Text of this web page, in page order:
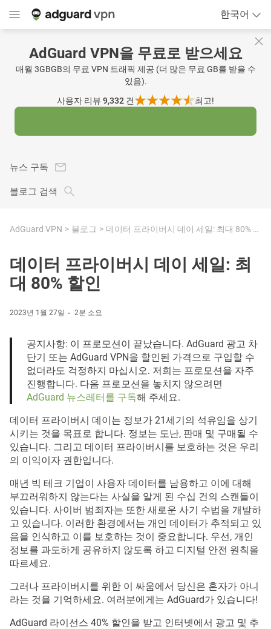
한국어
AdGuard VPN을 무료로 받으세요
매월 3GBGB의 무료 VPN 트래픽 제공 (더 많은 무료 GB를 받을 수
있음).
사용자 리뷰 9,332 건 최고!
뉴스 구독
블로그 검색
AdGuard VPN 블로그 데이터 프라이버시 데이 세일: 최대 80% 할인
데이터 프라이버시 데이 세일: 최
대 80% 할인
2023년 1월 27일 2분 소요
공지사항: 이 프로모션이 끝났습니다. AdGuard 광고 차
단기 또는 AdGuard VPN을 할인된 가격으로 구입할 수
없더라도 걱정하지 마십시오. 저희는 프로모션을 자주
진행합니다. 다음 프로모션을 놓치지 않으려면
AdGuard 뉴스레터를 구독해 주세요.
데이터 프라이버시 데이는 정보가 21세기의 석유임을 상기
시키는 것을 목표로 합니다. 정보는 도난, 판매 및 구매될 수
있습니다. 그리고 데이터 프라이버시를 보호하는 것은 우리
의 이익이자 권한입니다.
매년 빅 테크 기업이 사용자 데이터를 남용하고 이에 대해
부끄러워하지 않는다는 사실을 알게 된 수십 건의 스캔들이
있습니다. 사이버 범죄자는 또한 새로운 사기 수법을 개발하
고 있습니다. 이러한 환경에서는 개인 데이터가 추적되고 있
음을 인식하고 이를 보호하는 것이 중요합니다. 우선, 개인
정보를 과도하게 공유하지 않도록 하고 디지털 안전 원칙을
따르세요.
그러나 프라이버시를 위한 이 싸움에서 당신은 혼자가 아니
라는 것을 기억하세요. 여러분에게는 AdGuard가 있습니다!
AdGuard 라이선스 40% 할인을 받고 인터넷에서 광고 및 추